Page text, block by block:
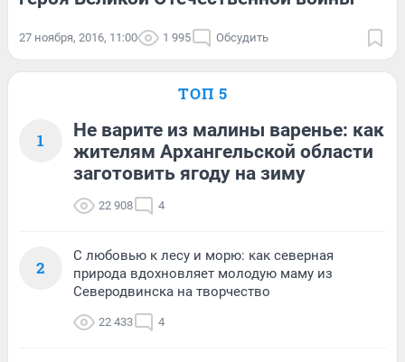
27 ноября, 2016, 11:00 1 995 Обсудить
ТОП 5
1
Не варите из малины варенье: как
жителям Архангельской области
заготовить ягоду на зиму
22 908 4
2
С любовью к лесу и морю: как северная
природа вдохновляет молодую маму из
Северодвинска на творчество
22 433 4